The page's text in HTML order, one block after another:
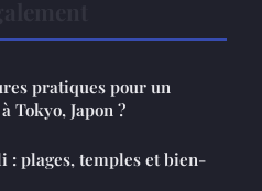
pratiques pour un
Tokyo, Japon ?
: plages, temples et bien-